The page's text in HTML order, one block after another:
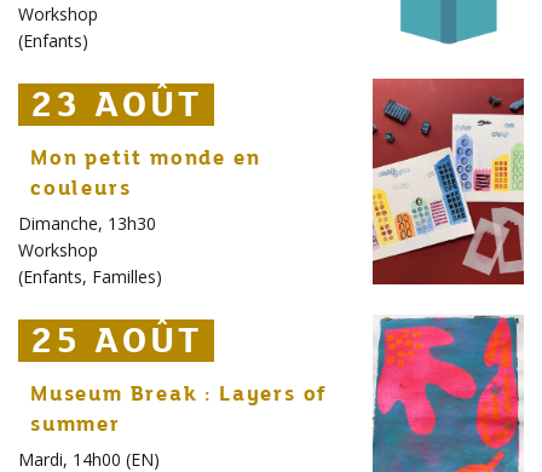
Workshop
(Enfants)
23 AOÛT
23 AOÛT
23 AOÛT
Mon petit monde en
couleurs
Dimanche, 13h30
Workshop
(Enfants, Familles)
25 AOÛT
25 AOÛT
25 AOÛT
Museum Break : Layers of
summer
Mardi, 14h00 (EN)